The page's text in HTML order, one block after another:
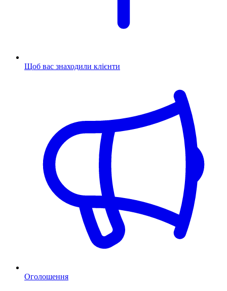
Щоб вас знаходили клієнти
Оголошення